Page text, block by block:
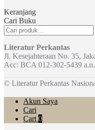
Keranjang
Cari Buku
Pencarian
untuk:
Literatur Perkantas
Jl. Kesejahteraan No. 35,
Acc: BCA 012-302-5439
© Literatur Perkantas
Akun Saya
Cari
Cart 0